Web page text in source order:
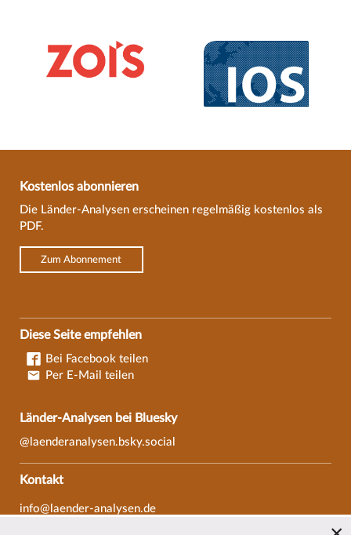
Kostenlos abonnieren
Die Länder-Analysen erscheinen regelmäßig kostenlos als
PDF.
Zum Abonnement
Diese Seite empfehlen
Bei Facebook teilen
Per E-Mail teilen
Länder-Analysen bei Bluesky
@laenderanalysen.bsky.social
Kontakt
info@laender-analysen.de